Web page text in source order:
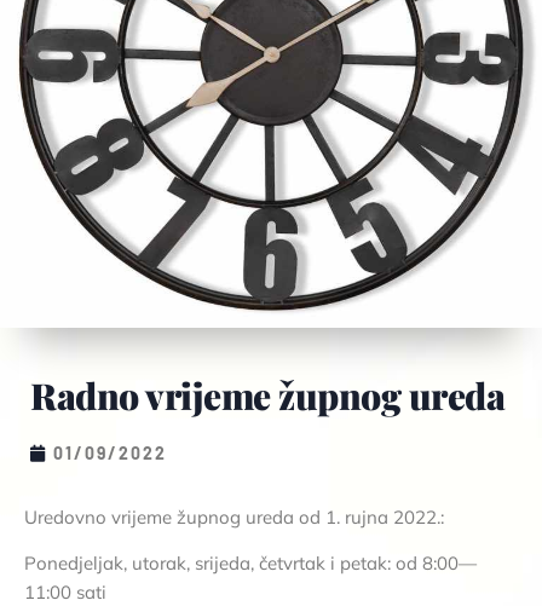
Radno vrijeme župnog ureda
01/09/2022
Uredovno vrijeme župnog ureda od 1. rujna 2022.:
Ponedjeljak, utorak, srijeda, četvrtak i petak: od 8:00—
11:00 sati